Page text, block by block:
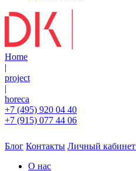
Home
|
project
|
horeca
+7 (495) 920 04 40
+7 (915) 077 44 06
Блог Контакты Личный кабинет
О нас